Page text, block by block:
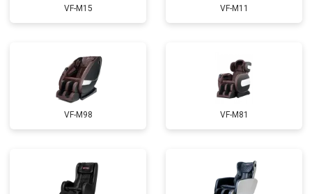
VF-M15 VF-M11
VF-M98 VF-M81